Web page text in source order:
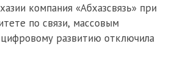
компания «Абхазсвязь» при
по связи, массовым
развитию отключила